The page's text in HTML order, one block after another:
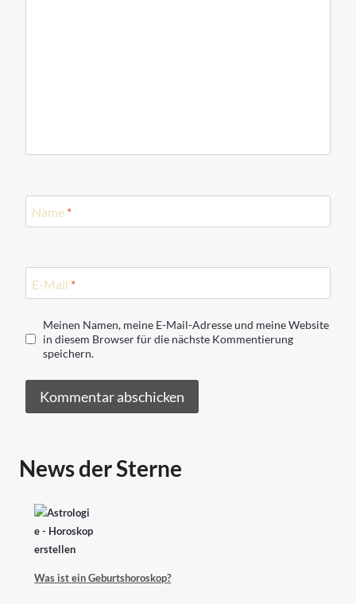
Name *
E-Mail *
Meinen Namen, meine E-Mail-Adresse und meine Website
in diesem Browser für die nächste Kommentierung
speichern.
News der Sterne
Was ist ein Geburtshoroskop?